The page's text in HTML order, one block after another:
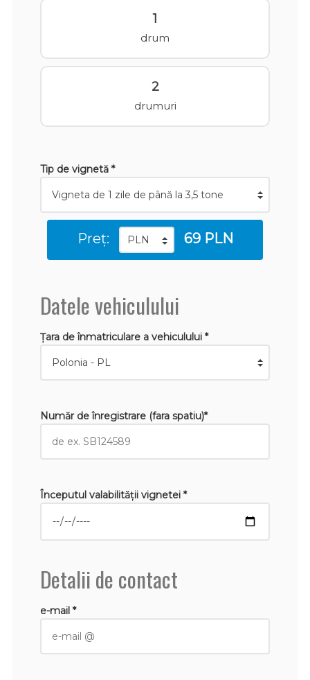
1
drum
2
drumuri
Tip de vignetă *
Preț: 69 PLN
Datele vehiculului
Țara de înmatriculare a vehiculului *
Număr de înregistrare (fara spatiu)*
Începutul valabilităţii vignetei *
Detalii de contact
e-mail *